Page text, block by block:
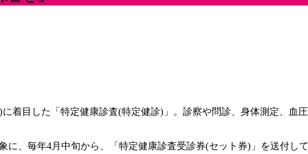
着目した「特定健康診査(特定健診)」。診察や問診、身体測定、血
に、毎年4月中旬から、「特定健康診査受診券(セット券)」を送付